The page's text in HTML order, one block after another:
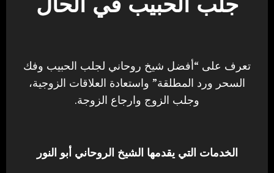
تعرف على “أفضل شيخ روحاني لجلب الحبيب وفك
السحر ورد المطلقة” واستعادة العلاقات الزوجية،
وجلب الزوج وارجاع الزوجة.
الخدمات التي يقدمها الشيخ الروحاني أبو النور